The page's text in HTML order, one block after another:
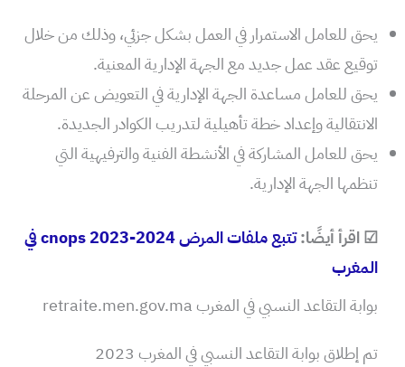
يحق للعامل الاستمرار في العمل بشكل جزئي، وذلك من خلال
توقيع عقد عمل جديد مع الجهة الإدارية المعنية.
يحق للعامل مساعدة الجهة الإدارية في التعويض عن المرحلة
الانتقالية وإعداد خطة تأهيلية لتدريب الكوادر الجديدة.
يحق للعامل المشاركة في الأنشطة الفنية والترفيهية التي
تنظمها الجهة الإدارية.
☑ اقرأ أيضًا:
تتبع ملفات المرض cnops 2023-2024 في
المغرب
بوابة التقاعد النسبي في المغرب retraite.men.gov.ma
تم إطلاق بوابة التقاعد النسبي في المغرب 2023